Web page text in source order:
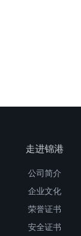
走进锦港
公司简介
企业文化
荣誉证书
安全证书